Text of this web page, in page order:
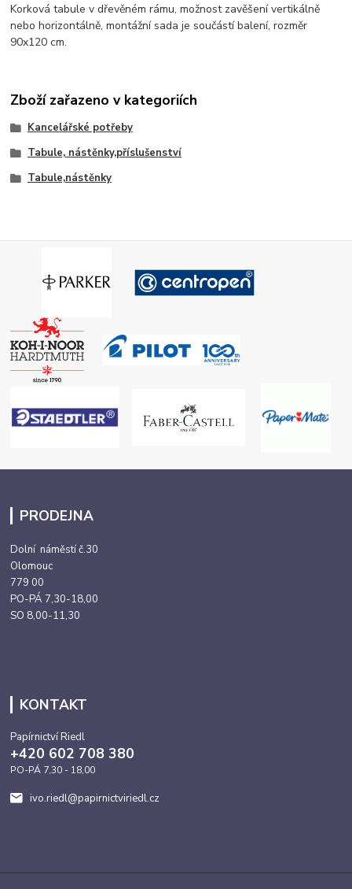
Korková tabule v dřevěném rámu, možnost zavěšení vertikálně
nebo horizontálně, montážní sada je součástí balení, rozměr
90x120 cm.
Zboží zařazeno v kategoriích
Kancelářské potřeby
Tabule, nástěnky,příslušenství
Tabule,nástěnky
PRODEJNA
Dolní náměstí č.30
Olomouc
779 00
PO-PÁ 7,30-18,00
SO 8,00-11,30
KONTAKT
Papírnictví Riedl
+420 602 708 380
PO-PÁ 7,30 - 18,00
ivo.riedl@papirnictviriedl.cz